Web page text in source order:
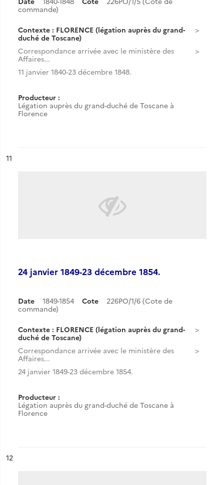
commande)
Contexte : FLORENCE (légation auprès du grand-
duché de Toscane)
Correspondance arrivée avec le ministère des
Affaires...
11 janvier 1840-23 décembre 1848.
Producteur :
Légation auprès du grand-duché de Toscane à
Florence
n°
11
24 janvier 1849-23 décembre 1854.
Date 1849-1854 Cote
226PO/1/6 (Cote de
commande)
Contexte : FLORENCE (légation auprès du grand-
duché de Toscane)
Correspondance arrivée avec le ministère des
Affaires...
24 janvier 1849-23 décembre 1854.
Producteur :
Légation auprès du grand-duché de Toscane à
Florence
n°
12